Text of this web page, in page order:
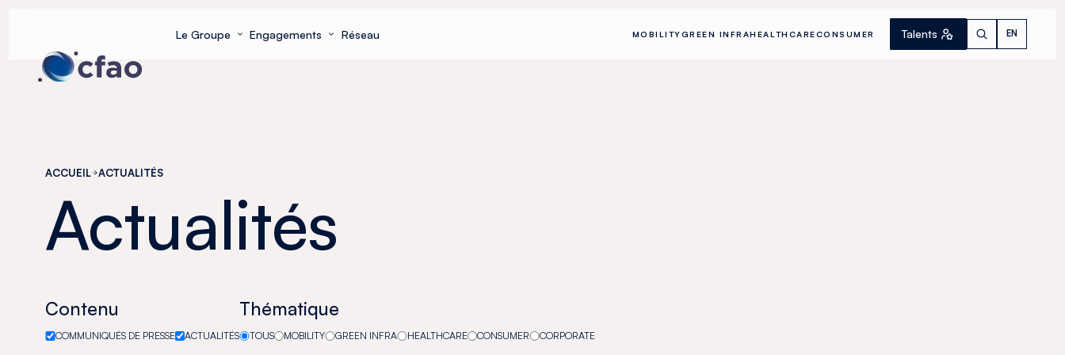
Le Groupe Engagements Réseau MOBILITYGREEN INFRAHEALTHCARECONSUMER Talents EN
ACCUEIL ACTUALITÉS
Actualités
Contenu
COMMUNIQUÉS DE PRESSE ACTUALITÉS
Thématique
TOUS MOBILITY GREEN INFRA HEALTHCARE CONSUMER CORPORATE